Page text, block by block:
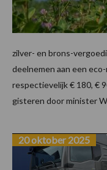
zilver- en brons-
deelnemen aan een
respectievelijk € 180, €
gisteren door minister
20 oktober 2025